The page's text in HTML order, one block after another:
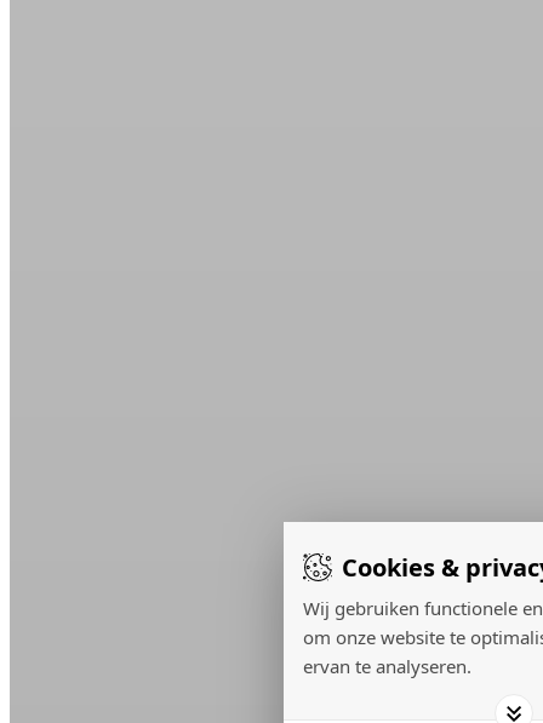
Cookies &
Wij gebruiken functionele
om onze website te
ervan te analyseren.